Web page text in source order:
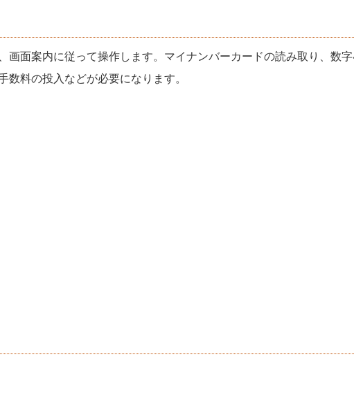
画面案内に従って操作します。マイナンバーカードの読み取り、数
料の投入などが必要になります。